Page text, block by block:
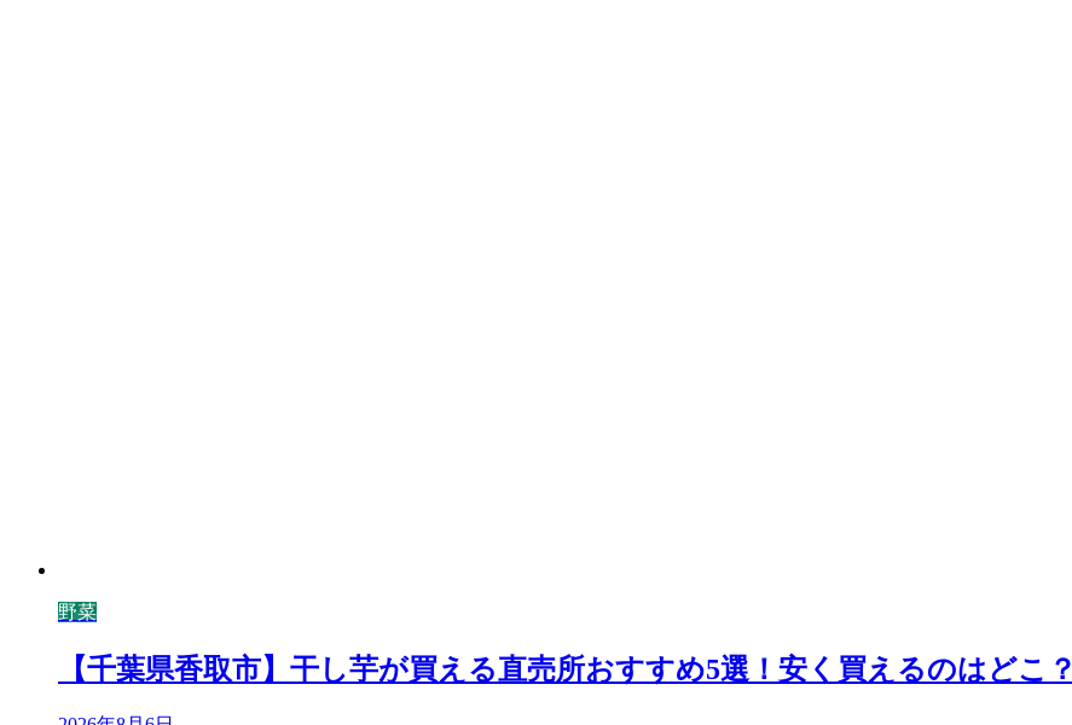
野菜
【千葉県香取市】干し芋が買える直売所おすすめ5選！安く買えるのはどこ？